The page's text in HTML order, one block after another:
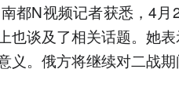
都N视频记者获悉，4月
也谈及了相关话题。她
义。俄方将继续对二战